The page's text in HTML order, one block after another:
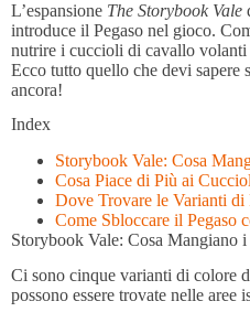
L’espansione The Storybook Vale
introduce il Pegaso nel gioco.
nutrire i cuccioli di cavallo volanti
Ecco tutto quello che devi
ancora!
Index
Storybook Vale: Cosa
Cosa Piace di Più ai
Dove Trovare le Varianti di
Come Sbloccare il Pegaso
Storybook Vale: Cosa Mangiano
Ci sono cinque varianti di colore
possono essere trovate nelle aree